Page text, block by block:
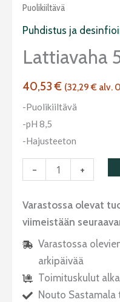
Puolikiiltävä
Puhdistus ja
Lattiavaha
40,53€ (32,29€ alv.
-Puolikiiltävä
-pH 8,5
-Hajusteeton
-
puolikiiltävä
määrä
+
Varastossa olevat
viimeistään
Varastossa
arkipäivää
Toimituskulut
Nouto